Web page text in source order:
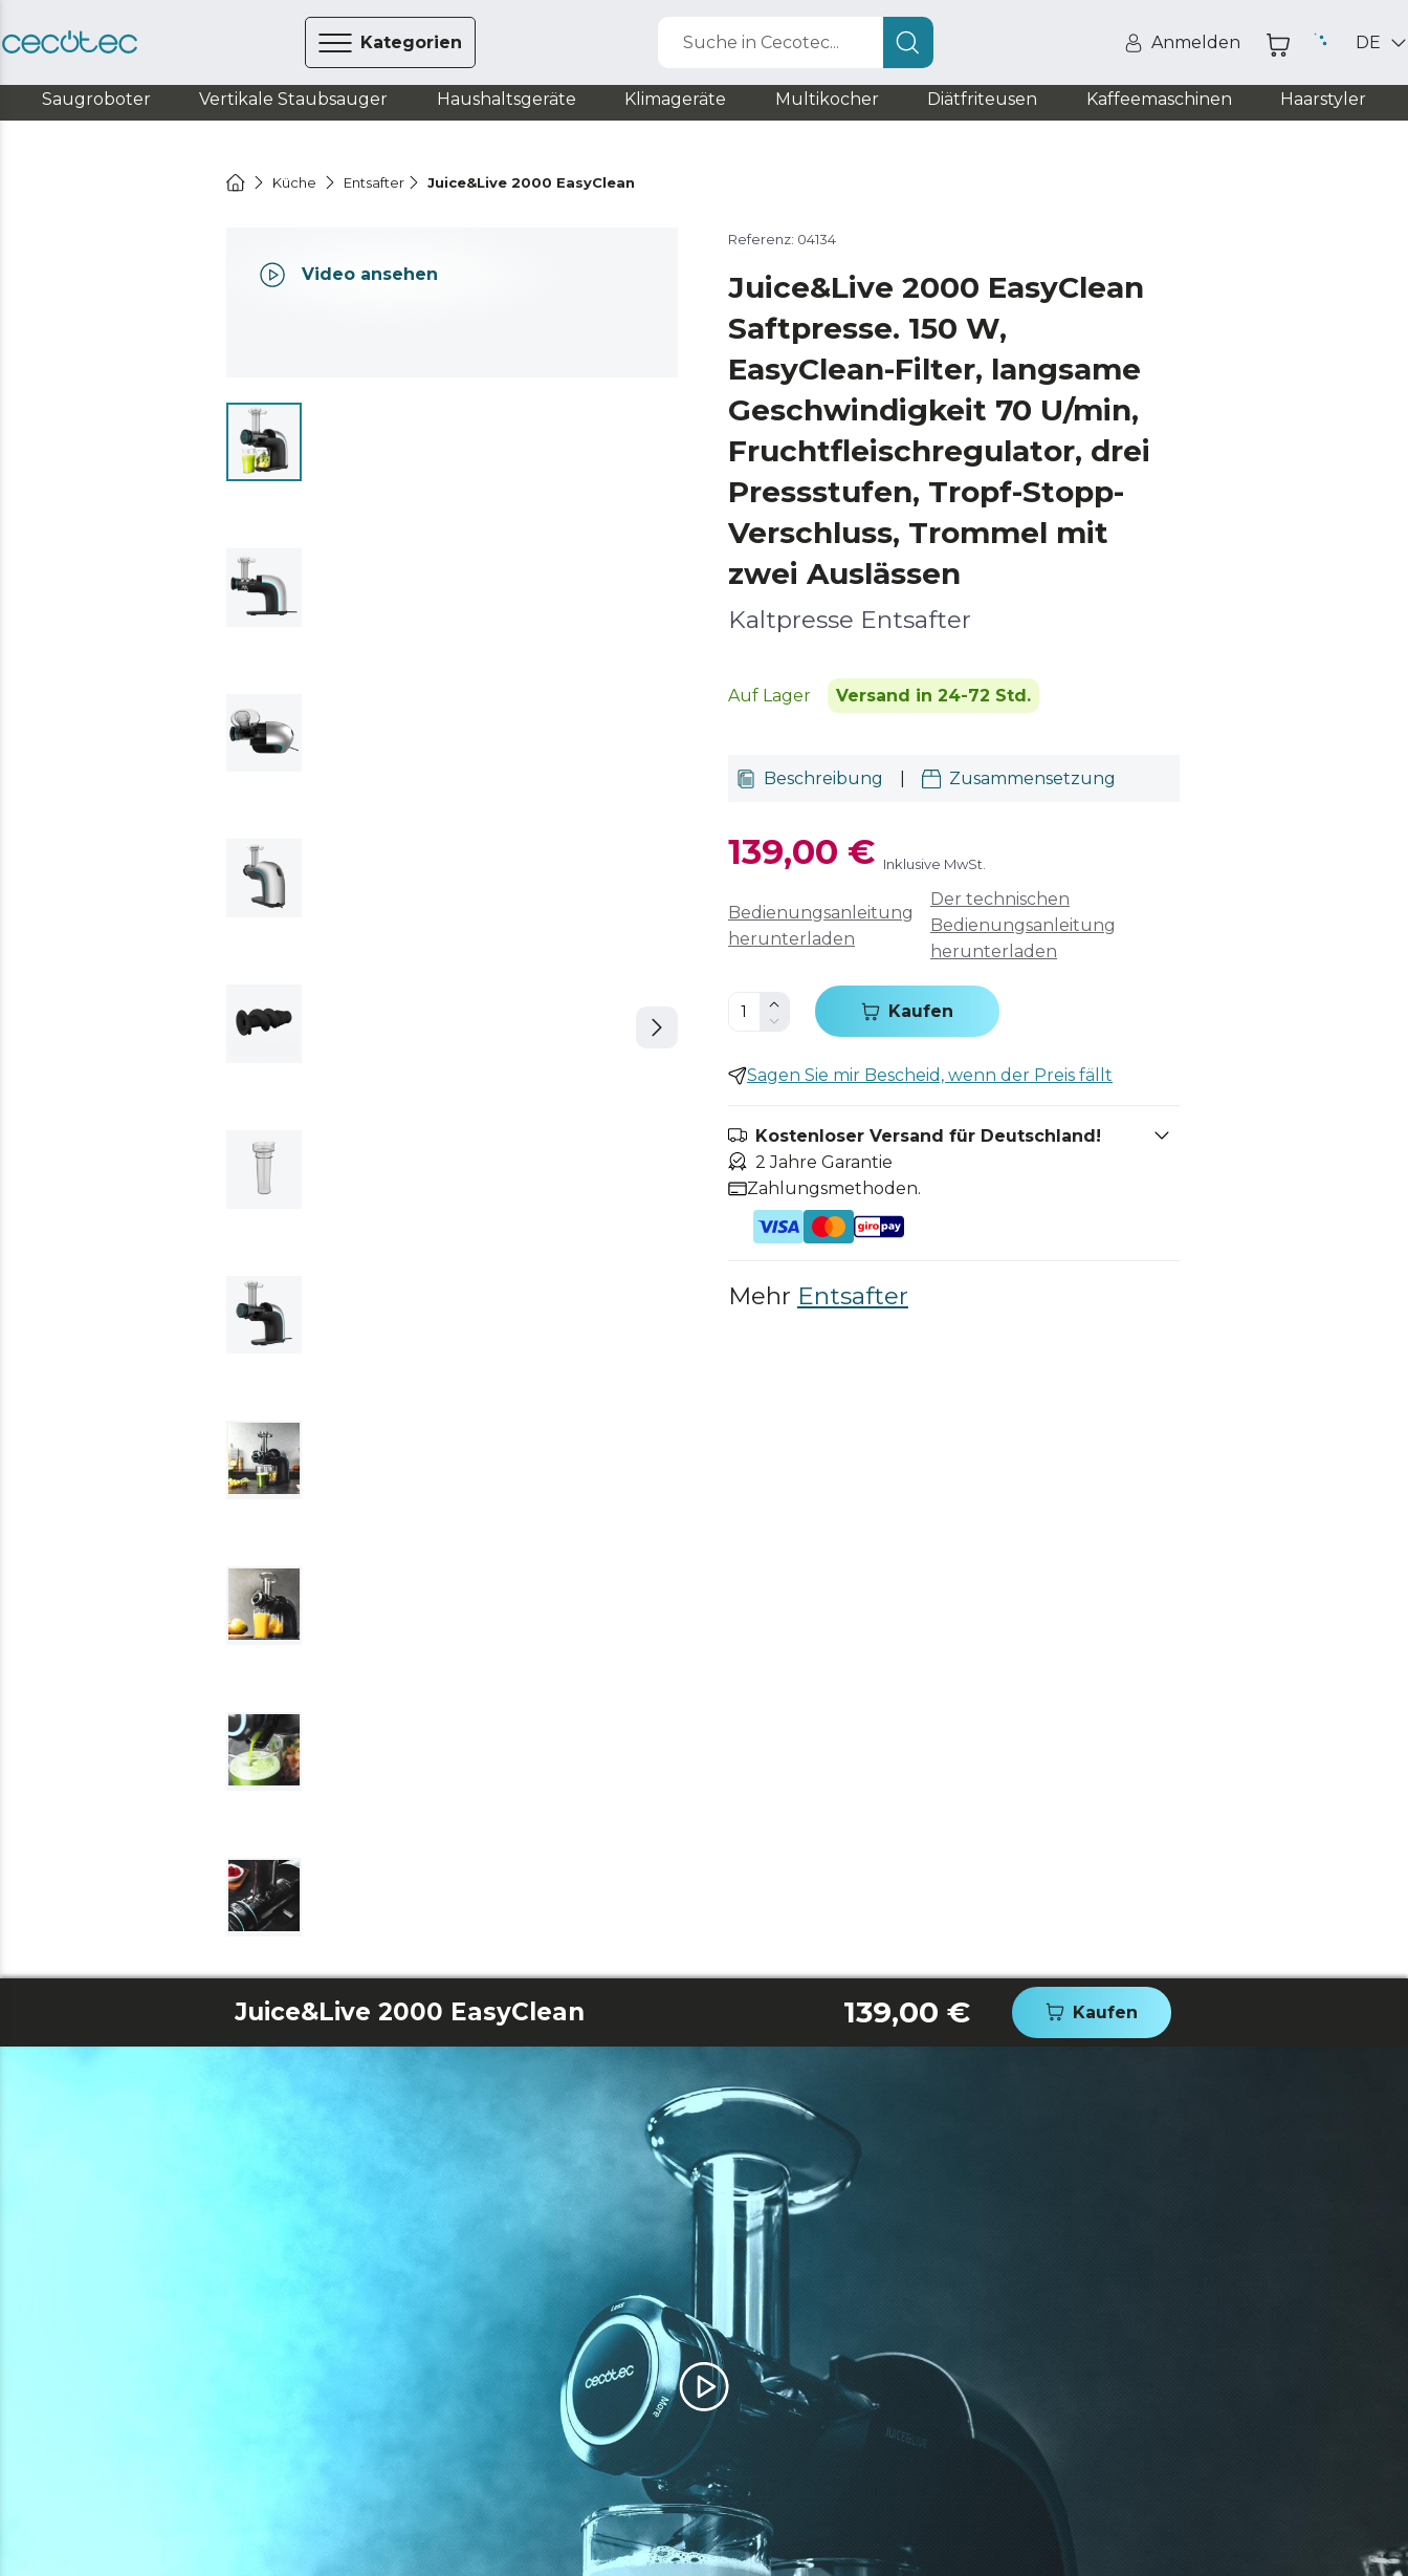
Kategorien Suche in Cecotec... Anmelden DE
Saugroboter Vertikale Staubsauger Haushaltsgeräte Klimageräte Multikocher Diätfriteusen Kaffeemaschinen Haarstyler
Küche Entsafter Juice&Live 2000 EasyClean
Video ansehen
Referenz: 04134
Juice&Live 2000 EasyClean
Saftpresse. 150 W,
EasyClean-Filter, langsame
Geschwindigkeit 70 U/min,
Fruchtfleischregulator, drei
Pressstufen, Tropf-Stopp-
Verschluss, Trommel mit
zwei Auslässen
Kaltpresse Entsafter
Auf Lager Versand in 24-72 Std.
Beschreibung Zusammensetzung
139,00 € Inklusive MwSt.
Bedienungsanleitung
herunterladen
Der technischen
Bedienungsanleitung
herunterladen
Kaufen
Sagen Sie mir Bescheid, wenn der Preis fällt
Kostenloser Versand für Deutschland!
2 Jahre Garantie
Zahlungsmethoden.
Mehr Entsafter
Juice&Live 2000 EasyClean 139,00 € Kaufen